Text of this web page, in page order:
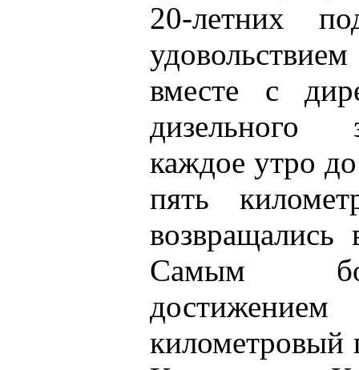
20-летних
вместе с
дизельного
каждое утро
пять
Самым
километровый